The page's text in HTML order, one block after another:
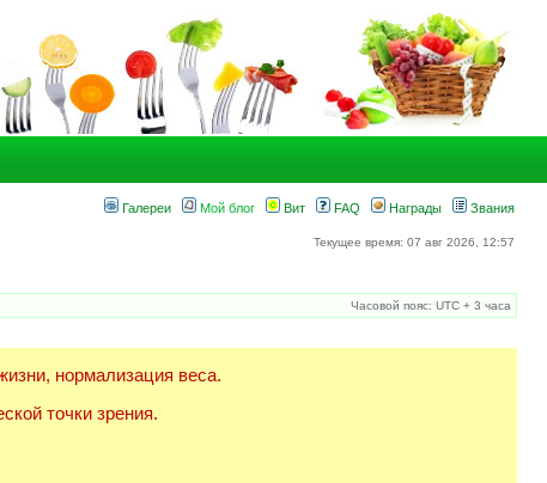
Галереи Мой блог Вит FAQ Награды Звания
Текущее время: 07 авг 2026, 12:57
Часовой пояс: UTC + 3 часа
нормализация веса.
точки зрения.